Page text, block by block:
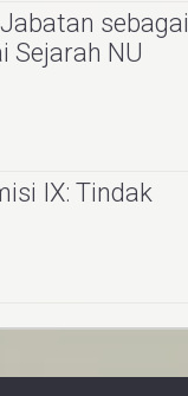
sebagai
Sejarah NU
IX: Tindak